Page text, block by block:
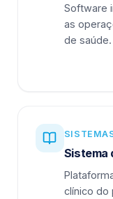
Software
as
de saúde.
Sistema
clínico do